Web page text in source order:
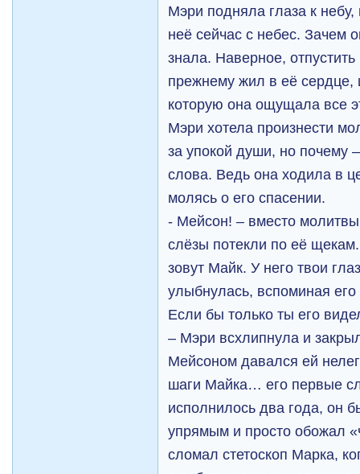
Мэри подняла глаза к
неё сейчас с небес. Зачем
знала. Наверное,
прежнему жил в её сердце,
которую она ощущала все
Мэри хотела произнести
за упокой души, но почему
слова. Ведь она ходила в
молясь о его спасении.
- Мейсон! – вместо
слёзы потекли по её
зовут Майк. У него твои
улыбнулась, вспоминая
Если бы только ты его
– Мэри всхлипнула и
Мейсоном давался ей
шаги Майка… его первые
исполнилось два года, он
упрямым и просто обожал
сломал стетоскоп Марка,